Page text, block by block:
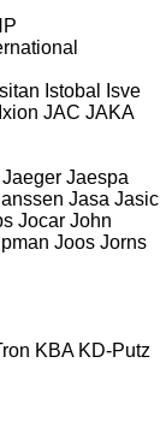
Isitan Istobal
Isve
Ixion JAC JAKA
Jaeger Jaespa
Jasa Jasic
Jocar John
Joos Jorns
KBA KD-Putz